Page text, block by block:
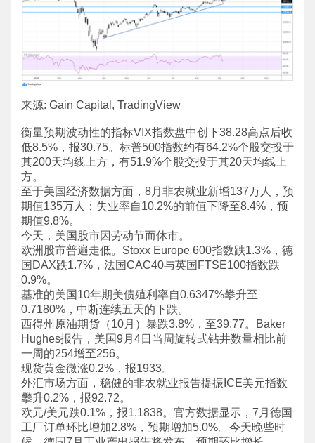
来源: Gain Capital, TradingView
衡量预期波动性的指标VIX指数盘中创下38.28高点后收
低8.5%，报30.75。标普500指数约有64.2%个股交投于
其200天均线上方，有51.9%个股交投于其20天均线上
方。
至于美国经济数据方面，8月非农就业新增137万人，预
期值135万人；失业率自10.2%的前值下降至8.4%，预
期值9.8%。
今天，美国股市因劳动节而休市。
欧洲股市普遍走低。Stoxx Europe 600指数跌1.3%，德
国DAX跌1.7%，法国CAC40与英国FTSE100指数跌
0.9%。
基准的美国10年期美债殖利率自0.6347%攀升至
0.7180%，中断连续五天的下跌。
西得州原油期货（10月）暴跌3.8%，至39.77。Baker
Hughes报告，美国9月4日当周旋转式钻井数量相比前
一周的254增至256。
现货黄金微涨0.2%，报1933。
外汇市场方面，稳健的非农就业报告提振ICE美元指数
攀升0.2%，报92.72。
欧元/美元跌0.1%，报1.1838。官方数据显示，7月德国
工厂订单环比增加2.8%，预期增加5.0%。今天晚些时